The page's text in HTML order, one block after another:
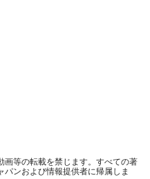
画等の転載を禁じます。すべての著
ンおよび情報提供者に帰属しま